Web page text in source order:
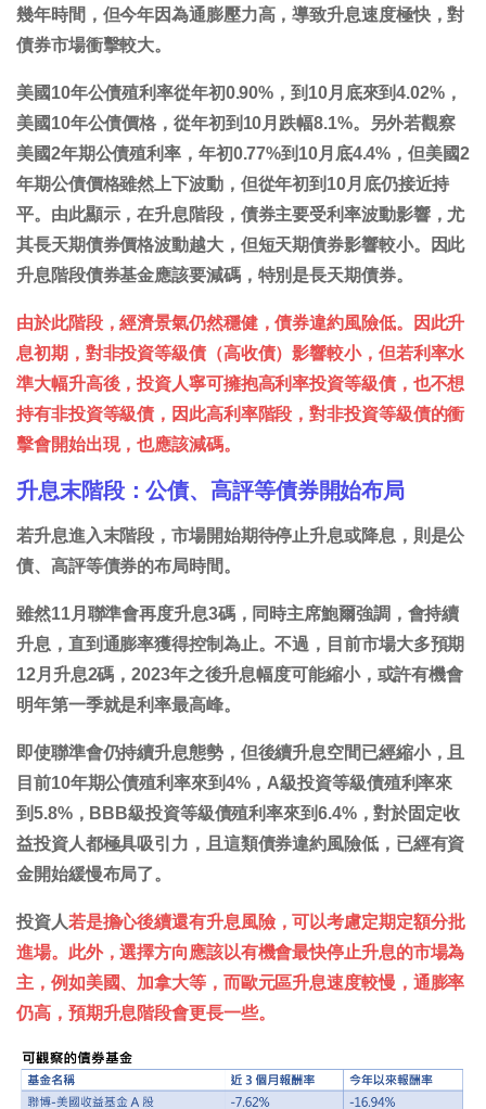
幾年時間，但今年因為通膨壓力高，導致升息速度極快，對
債券市場衝擊較大。
美國10年公債殖利率從年初0.90%，到10月底來到4.02%，
美國10年公債價格，從年初到10月跌幅8.1%。另外若觀察
美國2年期公債殖利率，年初0.77%到10月底4.4%，但美國2
年期公債價格雖然上下波動，但從年初到10月底仍接近持
平。由此顯示，在升息階段，債券主要受利率波動影響，尤
其長天期債券價格波動越大，但短天期債券影響較小。因此
升息階段債券基金應該要減碼，特別是長天期債券。
由於此階段，經濟景氣仍然穩健，債券違約風險低。因此升
息初期，對非投資等級債（高收債）影響較小，但若利率水
準大幅升高後，投資人寧可擁抱高利率投資等級債，也不想
持有非投資等級債，因此高利率階段，對非投資等級債的衝
擊會開始出現，也應該減碼。
升息末階段：公債、高評等債券開始布局
若升息進入末階段，市場開始期待停止升息或降息，則是公
債、高評等債券的布局時間。
雖然11月聯準會再度升息3碼，同時主席鮑爾強調，會持續
升息，直到通膨率獲得控制為止。不過，目前市場大多預期
12月升息2碼，2023年之後升息幅度可能縮小，或許有機會
明年第一季就是利率最高峰。
即使聯準會仍持續升息態勢，但後續升息空間已經縮小，且
目前10年期公債殖利率來到4%，A級投資等級債殖利率來
到5.8%，BBB級投資等級債殖利率來到6.4%，對於固定收
益投資人都極具吸引力，且這類債券違約風險低，已經有資
金開始緩慢布局了。
投資人若是擔心後續還有升息風險，可以考慮定期定額分批
進場。此外，選擇方向應該以有機會最快停止升息的市場為
主，例如美國、加拿大等，而歐元區升息速度較慢，通膨率
仍高，預期升息階段會更長一些。